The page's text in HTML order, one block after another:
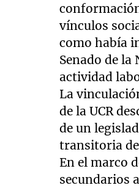
vínculos
como había
Senado de la
actividad
La
de la UCR
de un
transitoria
En el marco
secundarios